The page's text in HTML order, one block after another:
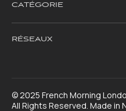
CATÉGORIE
RÉSEAUX
© 2025 French Morning
All Rights Reserved. Made in